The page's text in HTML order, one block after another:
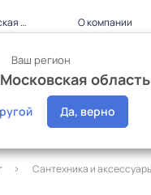
Москва и Московская область
Ваш регион
область
Да, верно
О компании
Дилерам Акции
Сантехника и